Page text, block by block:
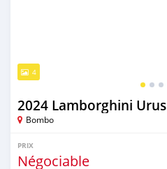
4
2024 Lamborghini Urus
Bombo
PRIX
Négociable